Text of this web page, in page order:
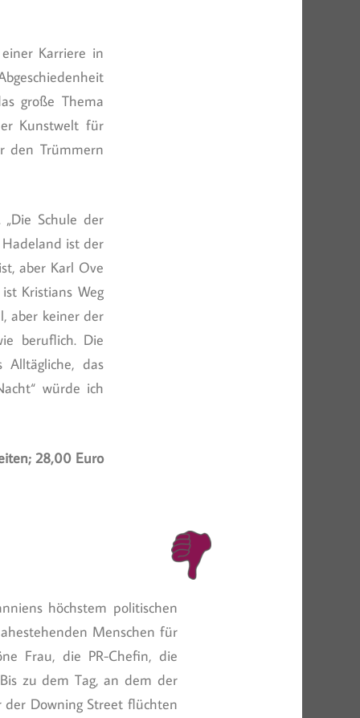
Karriere in
große Thema
Kunstwelt für
den Trümmern
Schule der
ist der
aber Karl Ove
Kristians Weg
aber keiner der
beruflich. Die
Alltägliche, das
würde ich
28,00 Euro
höchstem politischen
Menschen für
Frau, die PR-Chefin, die
zu dem Tag, an dem der
Downing Street flüchten